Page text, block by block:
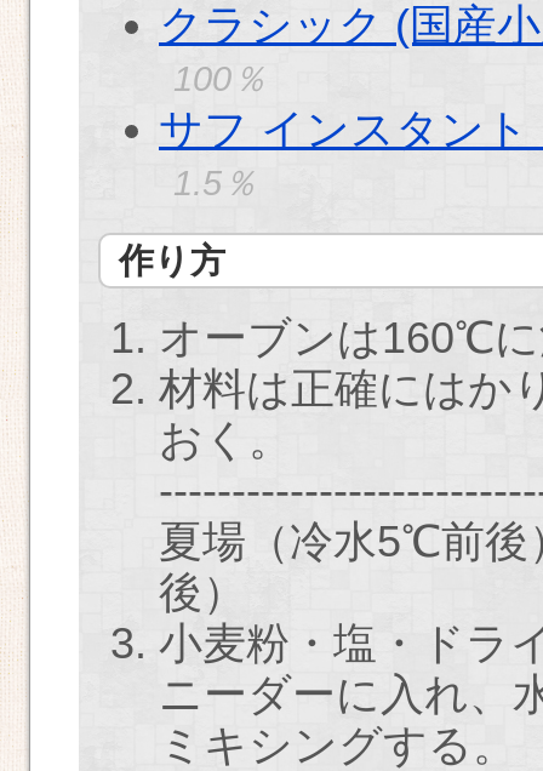
クラシック (国産
100％
サフ インスタン
1.5％
作り方
オーブンは160℃
材料は正確にはか
おく。
夏場（冷水5℃前
後）
小麦粉・塩・ドラ
ニーダーに入れ
ミキシングする。